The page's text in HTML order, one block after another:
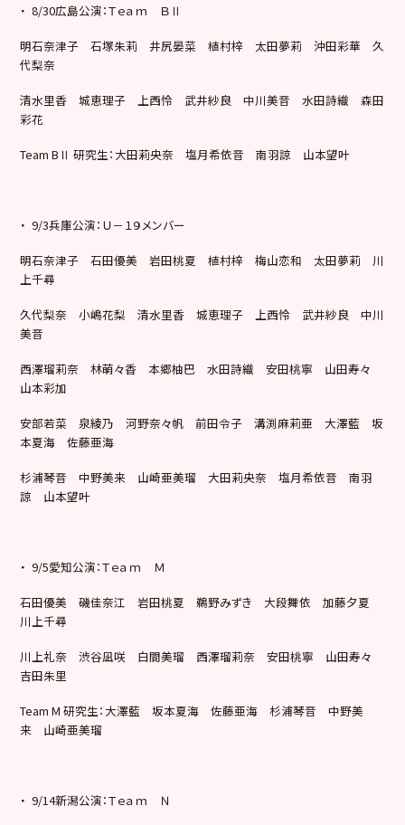
・ 8/30広島公演：Ｔｅａｍ ＢⅡ
明石奈津子 石塚朱莉 井尻晏菜 植村梓 太田夢莉 沖田彩華 久
代梨奈
清水里香 城恵理子 上西怜 武井紗良 中川美音 水田詩織 森田
彩花
Team BⅡ 研究生：大田莉央奈 塩月希依音 南羽諒 山本望叶
・ 9/3兵庫公演：Ｕ－１９メンバー
明石奈津子 石田優美 岩田桃夏 植村梓 梅山恋和 太田夢莉 川
上千尋
久代梨奈 小嶋花梨 清水里香 城恵理子 上西怜 武井紗良 中川
美音
西澤瑠莉奈 林萌々香 本郷柚巴 水田詩織 安田桃寧 山田寿々
山本彩加
安部若菜 泉綾乃 河野奈々帆 前田令子 溝渕麻莉亜 大澤藍 坂
本夏海 佐藤亜海
杉浦琴音 中野美来 山崎亜美瑠 大田莉央奈 塩月希依音 南羽
諒 山本望叶
・ 9/5愛知公演：Ｔｅａｍ Ｍ
石田優美 磯佳奈江 岩田桃夏 鵜野みずき 大段舞依 加藤夕夏
川上千尋
川上礼奈 渋谷凪咲 白間美瑠 西澤瑠莉奈 安田桃寧 山田寿々
吉田朱里
Team M 研究生：大澤藍 坂本夏海 佐藤亜海 杉浦琴音 中野美
来 山崎亜美瑠
・ 9/14新潟公演：Ｔｅａｍ Ｎ